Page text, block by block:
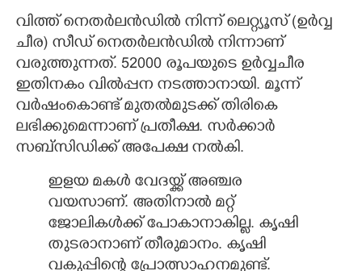
വിത്ത് നെതർലൻഡിൽ നിന്ന് ലെറ്റ്യൂസ് (ഉർവ്വ
ചീര) സീഡ് നെതർലൻഡിൽ നിന്നാണ്
വരുത്തുന്നത്. 52000 രൂപയുടെ ഉർവ്വചീര
ഇതിനകം വിൽപ്പന നടത്താനായി. മൂന്ന്
വർഷംകൊണ്ട് മുതൽമുടക്ക് തിരികെ
ലഭിക്കുമെന്നാണ് പ്രതീക്ഷ. സർക്കാർ
സബ്സിഡിക്ക് അപേക്ഷ നൽകി.
ഇളയ മകൾ വേദയ്ക്ക് അഞ്ചര
വയസാണ്. അതിനാൽ മറ്റ്
ജോലികൾക്ക് പോകാനാകില്ല. കൃഷി
തുടരാനാണ് തീരുമാനം. കൃഷി
വകുപ്പിന്റെ പ്രോത്സാഹനമുണ്ട്.